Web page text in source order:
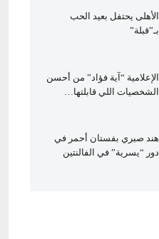
الأهلى يحتفل بعيد الحب
بـ”قبلة”
الإعلامية “آية فؤاد” من أحسن
الشخصيات اللي قابلتها…
هند صبري بفستان أحمر في
دور “يسرية” في الفالنتين